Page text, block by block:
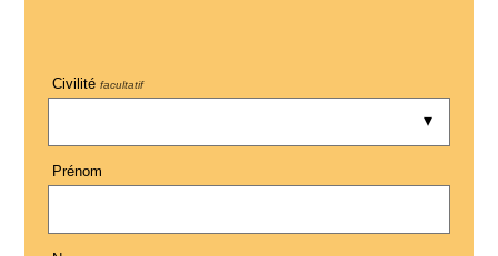
Civilité facultatif
Prénom